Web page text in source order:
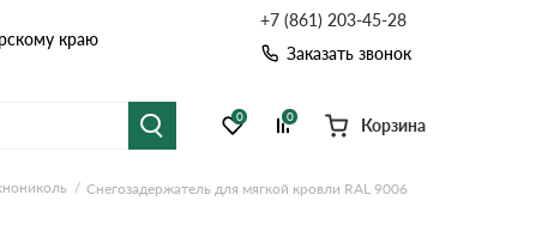
краю
+7 (861) 203-45-28
Заказать звонок
черепица Рулонная кровля
0 0 Корзина
Снегозадержатель для мягкой кровли RAL 9006